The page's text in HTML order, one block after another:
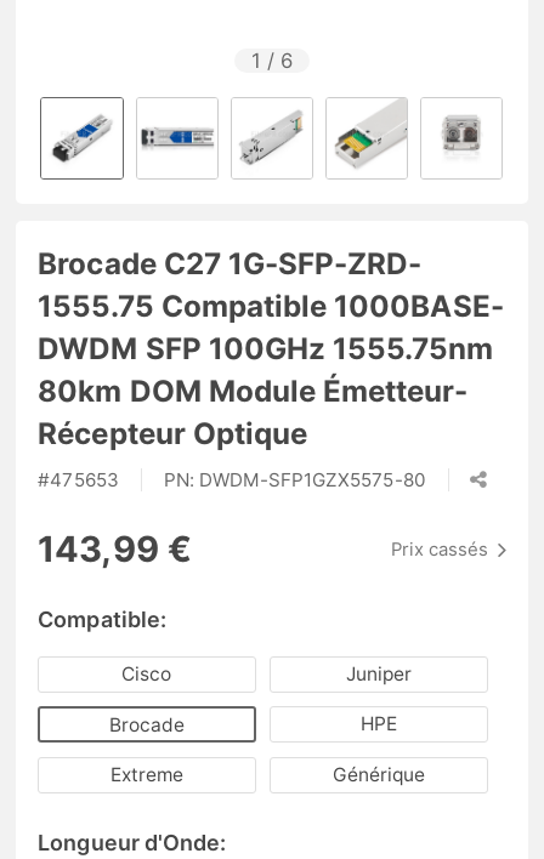
1 / 6
Brocade C27 1G-SFP-ZRD-
1555.75 Compatible 1000BASE-
DWDM SFP 100GHz 1555.75nm
80km DOM Module Émetteur-
Récepteur Optique
#475653 PN: DWDM-SFP1GZX5575-80
143,99 € Prix cassés
Compatible:
Cisco Juniper
Brocade HPE
Extreme Générique
Longueur d'Onde: